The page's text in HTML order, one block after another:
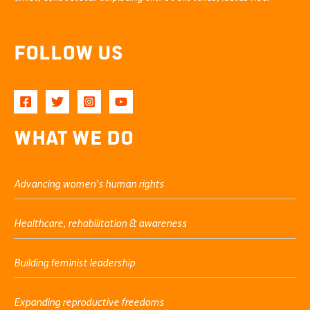
Follow Us
What We Do
Advancing women’s human rights
Healthcare, rehabilitation & awareness
Building feminist leadership
Expanding reproductive freedoms